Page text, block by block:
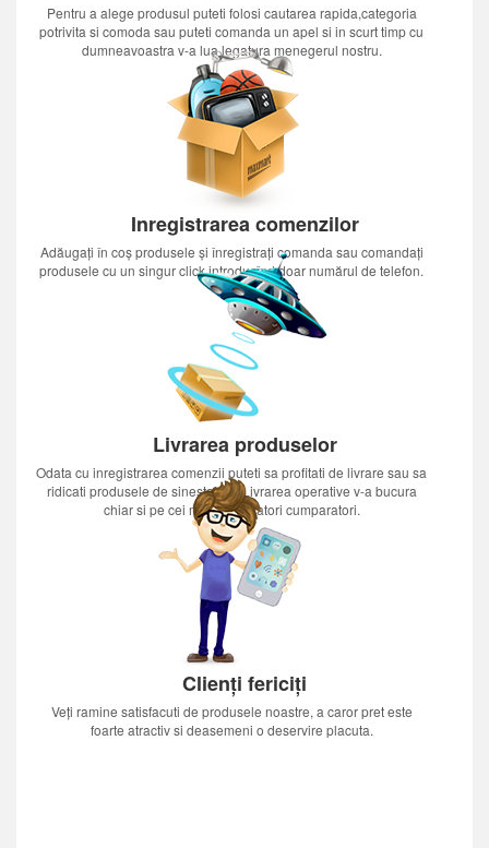
Pentru a alege produsul puteti folosi cautarea rapida,categoria
potrivita si comoda sau puteti comanda un apel si in scurt timp cu
dumneavoastra v-a lua legatura menegerul nostru.
Inregistrarea comenzilor
Adăugați în coș produsele și înregistrați comanda sau comandați
produsele cu un singur click introducînd doar numărul de telefon.
Livrarea produselor
Odata cu inregistrarea comenzii puteti sa profitati de livrare sau sa
ridicati produsele de sinestatator.Livrarea operative v-a bucura
chiar si pe cei mai nerabdatori cumparatori.
Clienți fericiți
Veți ramine satisfacuti de produsele noastre, a caror pret este
foarte atractiv si deasemeni o deservire placuta.